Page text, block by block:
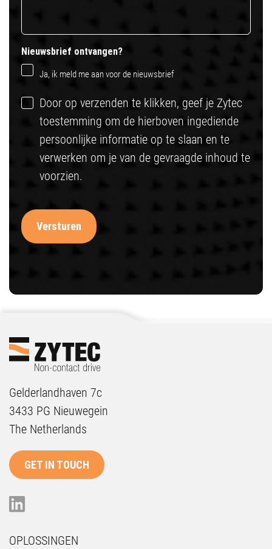
Nieuwsbrief ontvangen?
Ja, ik meld me aan voor de nieuwsbrief
Door op verzenden te klikken, geef je Zytec
toestemming om de hierboven ingediende
persoonlijke informatie op te slaan en te
verwerken om je van de gevraagde inhoud te
voorzien.
Gelderlandhaven 7c
3433 PG Nieuwegein
The Netherlands
GET IN TOUCH
OPLOSSINGEN